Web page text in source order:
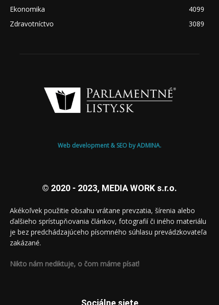
Ekonomika
4099
Zdravotníctvo
3089
Web development & SEO by ADMINA.
© 2020 - 2023, MEDIA WORK s.r.o.
Akékoľvek použitie obsahu vrátane prevzatia, šírenia alebo
ďalšieho sprístupňovania článkov, fotografií či iného materiálu
je bez predchádzajúceho písomného súhlasu prevádzkovateľa
zakázané.
Nikto nám nediktuje, o čom máme písať!
Sociálne siete